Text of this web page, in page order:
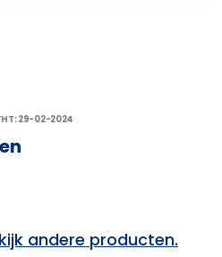
29-02-2024
andere producten.